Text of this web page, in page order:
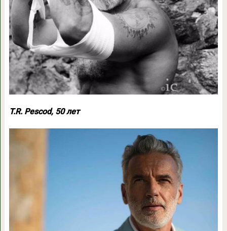
T.R. Pescod, 50 лет